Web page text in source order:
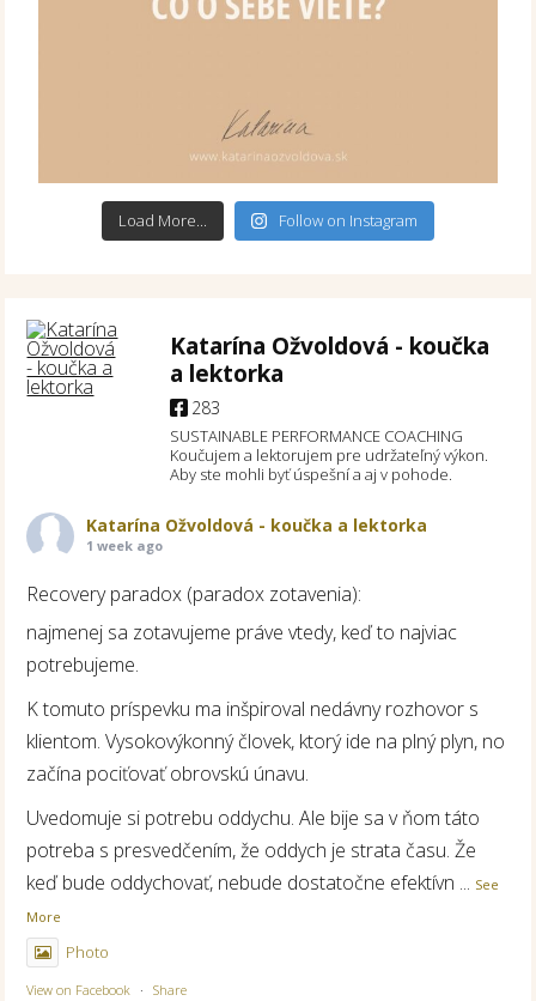
Load More... Follow on Instagram
Katarína Ožvoldová - koučka
a lektorka
283
SUSTAINABLE PERFORMANCE COACHING
Koučujem a lektorujem pre udržateľný výkon.
Aby ste mohli byť úspešní a aj v pohode.
Katarína Ožvoldová - koučka a lektorka
1 week ago
Recovery paradox (paradox zotavenia):
najmenej sa zotavujeme práve vtedy, keď to najviac
potrebujeme.
K tomuto príspevku ma inšpiroval nedávny rozhovor s
klientom. Vysokovýkonný človek, ktorý ide na plný plyn, no
začína pociťovať obrovskú únavu.
Uvedomuje si potrebu oddychu. Ale bije sa v ňom táto
potreba s presvedčením, že oddych je strata času. Že
keď bude oddychovať, nebude dostatočne efektívn ... See
More
Photo
View on Facebook · Share